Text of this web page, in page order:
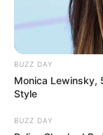
BUZZ DAY
Monica Lewinsky,
Style
BUZZ DAY